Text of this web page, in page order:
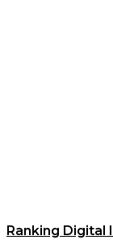
Ranking Digital